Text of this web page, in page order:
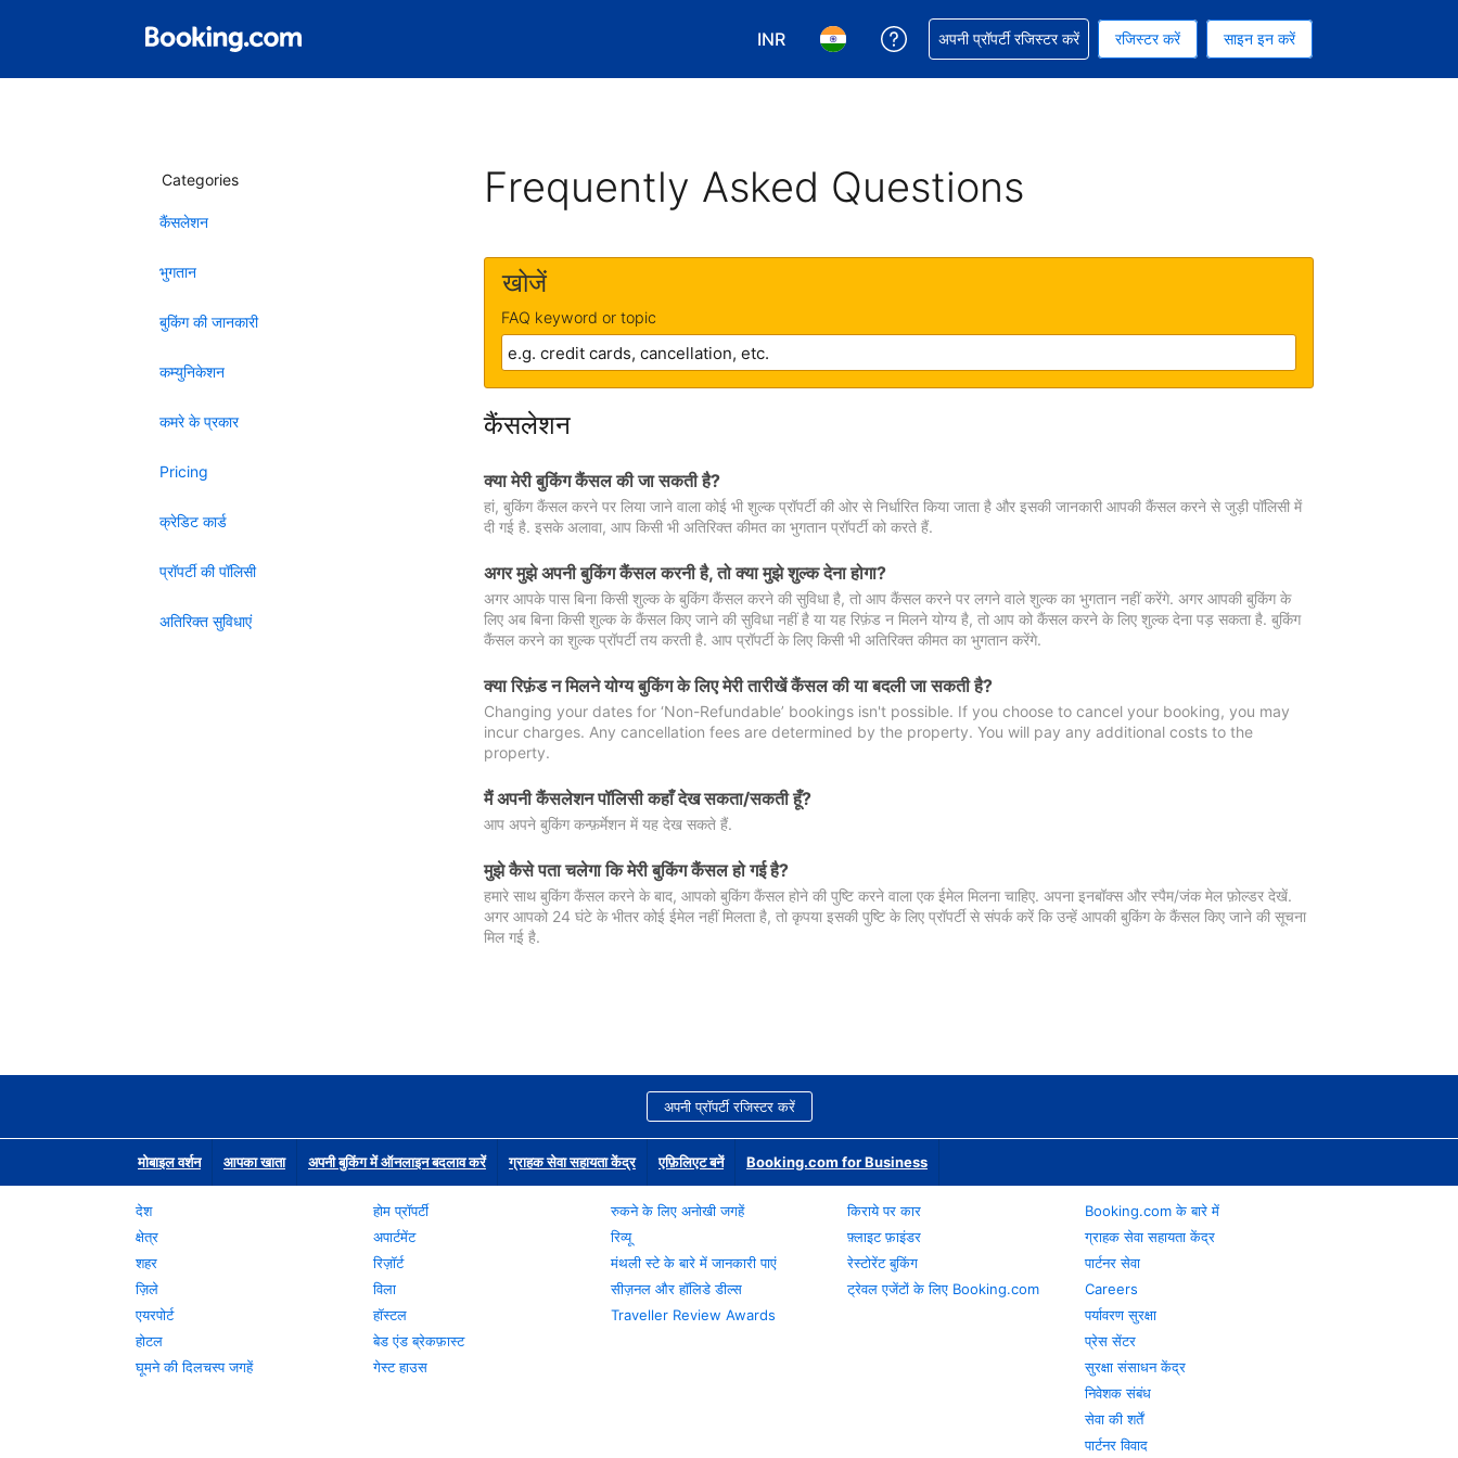
INR
अपनी करेंसी चुनें. आपने अभी INR करेंसी को चुना हुआ है
अपनी भाषा चुनें. आपने अभी हिन्दी भाषा को चुना हुआ है
अपनी बुकिंग में सहायता पाएं
अपनी प्रॉपर्टी रजिस्टर करें रजिस्टर करें साइन इन करें
Categories
कैंसलेशन
भुगतान
बुकिंग की जानकारी
कम्युनिकेशन
कमरे के प्रकार
Pricing
क्रेडिट कार्ड
प्रॉपर्टी की पॉलिसी
अतिरिक्त सुविधाएं
Frequently Asked Questions
खोजें
FAQ keyword or topic
कैंसलेशन
क्या मेरी बुकिंग कैंसल की जा सकती है?
हां, बुकिंग कैंसल करने पर लिया जाने वाला कोई भी शुल्क प्रॉपर्टी की ओर से निर्धारित किया जाता है और इसकी जानकारी आपकी कैंसल करने से जुड़ी पॉलिसी में
दी गई है. इसके अलावा, आप किसी भी अतिरिक्त कीमत का भुगतान प्रॉपर्टी को करते हैं.
अगर मुझे अपनी बुकिंग कैंसल करनी है, तो क्या मुझे शुल्क देना होगा?
अगर आपके पास बिना किसी शुल्क के बुकिंग कैंसल करने की सुविधा है, तो आप कैंसल करने पर लगने वाले शुल्क का भुगतान नहीं करेंगे. अगर आपकी बुकिंग के
लिए अब बिना किसी शुल्क के कैंसल किए जाने की सुविधा नहीं है या यह रिफ़ंड न मिलने योग्य है, तो आप को कैंसल करने के लिए शुल्क देना पड़ सकता है. बुकिंग
कैंसल करने का शुल्क प्रॉपर्टी तय करती है. आप प्रॉपर्टी के लिए किसी भी अतिरिक्त कीमत का भुगतान करेंगे.
क्या रिफ़ंड न मिलने योग्य बुकिंग के लिए मेरी तारीखें कैंसल की या बदली जा सकती है?
Changing your dates for ‘Non-Refundable’ bookings isn't possible. If you choose to cancel your booking, you may
incur charges. Any cancellation fees are determined by the property. You will pay any additional costs to the
property.
मैं अपनी कैंसलेशन पॉलिसी कहाँ देख सकता/सकती हूँ?
आप अपने बुकिंग कन्फ़र्मेशन में यह देख सकते हैं.
मुझे कैसे पता चलेगा कि मेरी बुकिंग कैंसल हो गई है?
हमारे साथ बुकिंग कैंसल करने के बाद, आपको बुकिंग कैंसल होने की पुष्टि करने वाला एक ईमेल मिलना चाहिए. अपना इनबॉक्स और स्पैम/जंक मेल फ़ोल्डर देखें.
अगर आपको 24 घंटे के भीतर कोई ईमेल नहीं मिलता है, तो कृपया इसकी पुष्टि के लिए प्रॉपर्टी से संपर्क करें कि उन्हें आपकी बुकिंग के कैंसल किए जाने की सूचना
मिल गई है.
अपनी प्रॉपर्टी रजिस्टर करें
मोबाइल वर्शन आपका खाता अपनी बुकिंग में ऑनलाइन बदलाव करें ग्राहक सेवा सहायता केंद्र एफ़िलिएट बनें Booking.com for Business
देश
क्षेत्र
शहर
ज़िले
एयरपोर्ट
होटल
घूमने की दिलचस्प जगहें
होम प्रॉपर्टी
अपार्टमेंट
रिज़ॉर्ट
विला
हॉस्टल
बेड एंड ब्रेकफ़ास्ट
गेस्ट हाउस
रुकने के लिए अनोखी जगहें
रिव्यू
मंथली स्टे के बारे में जानकारी पाएं
सीज़नल और हॉलिडे डील्स
Traveller Review Awards
किराये पर कार
फ़्लाइट फ़ाइंडर
रेस्टोरेंट बुकिंग
ट्रेवल एजेंटों के लिए Booking.com
Booking.com के बारे में
ग्राहक सेवा सहायता केंद्र
पार्टनर सेवा
Careers
पर्यावरण सुरक्षा
प्रेस सेंटर
सुरक्षा संसाधन केंद्र
निवेशक संबंध
सेवा की शर्तें
पार्टनर विवाद